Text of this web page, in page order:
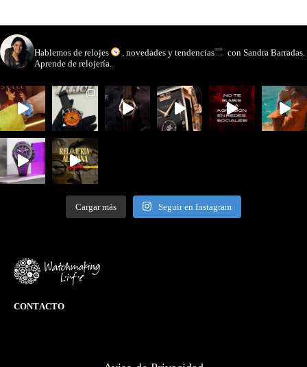
Hablemos de relojes , novedades y tendencias
con Sandra Barradas.
Aprende de relojería.
Cargar más Seguir en Instagram
CONTACTO